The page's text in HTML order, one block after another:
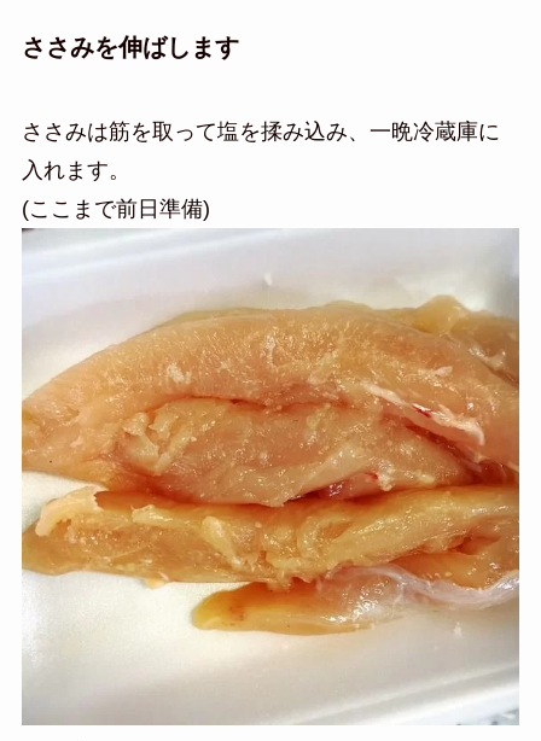
ささみを伸ばします
ささみは筋を取って塩を揉み込み、一晩冷蔵庫に
入れます。
(ここまで前日準備)